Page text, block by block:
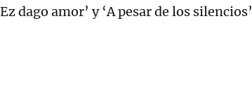
dago amor’ y ‘A pesar de los silencios’